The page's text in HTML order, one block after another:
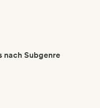
nach Subgenre